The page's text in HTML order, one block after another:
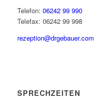
Telefon: 06242 99 990
Telefax: 06242 99 998
rezeption@­drgebauer.com
SPRECHZEITEN